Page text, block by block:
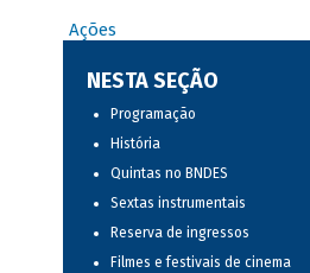
Ações
NESTA SEÇÃO
Programação
História
Quintas no BNDES
Sextas instrumentais
Reserva de ingressos
Filmes e festivais de cinema